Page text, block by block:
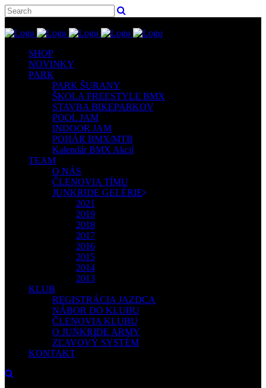
SHOP
NOVINKY
PARK
PARK ŠURANY
ŠKOLA FREESTYLE BMX
STAVBA BIKEPARKOV
POOL JAM
INDOOR JAM
POHÁR BMX/MTB
Kalendár BMX Akcií
TEAM
O NÁS
ČLENOVIA TÍMU
JUNKRIDE GELÉRIE
2021
2019
2018
2017
2016
2015
2014
2013
KLUB
REGISTRÁCIA JAZDCA
NÁBOR DO KLUBU
ČLENOVIA KLUBU
O JUNKRIDE ARMY
ZĽAVOVÝ SYSTÉM
KONTAKT